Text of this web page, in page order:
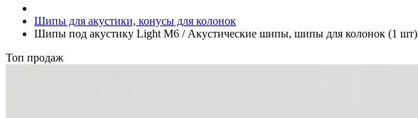
Шипы для акустики, конусы для колонок
Шипы под акустику Light M6 / Акустические шипы, шипы для колонок (1 шт)
Топ продаж